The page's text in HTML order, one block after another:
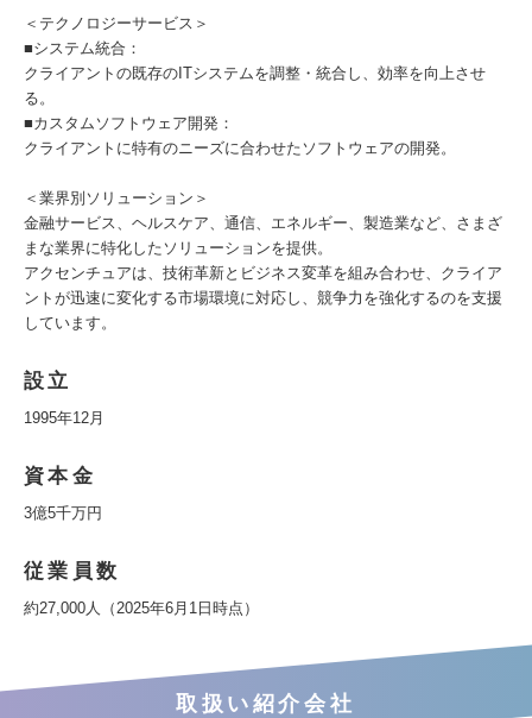
＜テクノロジーサービス＞
■システム統合：
クライアントの既存のITシステムを調整・統合し、効率を向上させ
る。
■カスタムソフトウェア開発：
クライアントに特有のニーズに合わせたソフトウェアの開発。
＜業界別ソリューション＞
金融サービス、ヘルスケア、通信、エネルギー、製造業など、さまざ
まな業界に特化したソリューションを提供。
アクセンチュアは、技術革新とビジネス変革を組み合わせ、クライア
ントが迅速に変化する市場環境に対応し、競争力を強化するのを支援
しています。
設立
1995年12月
資本金
3億5千万円
従業員数
約27,000人（2025年6月1日時点）
取扱い紹介会社